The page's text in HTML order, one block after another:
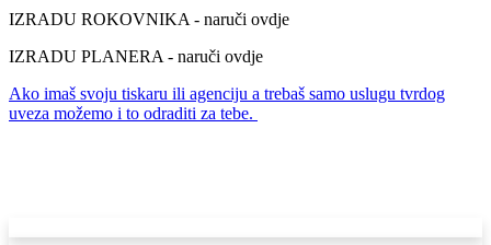
IZRADU ROKOVNIKA - naruči ovdje
IZRADU PLANERA - naruči ovdje
Ako imaš svoju tiskaru ili agenciju a trebaš samo uslugu tvrdog
uveza možemo i to odraditi za tebe.